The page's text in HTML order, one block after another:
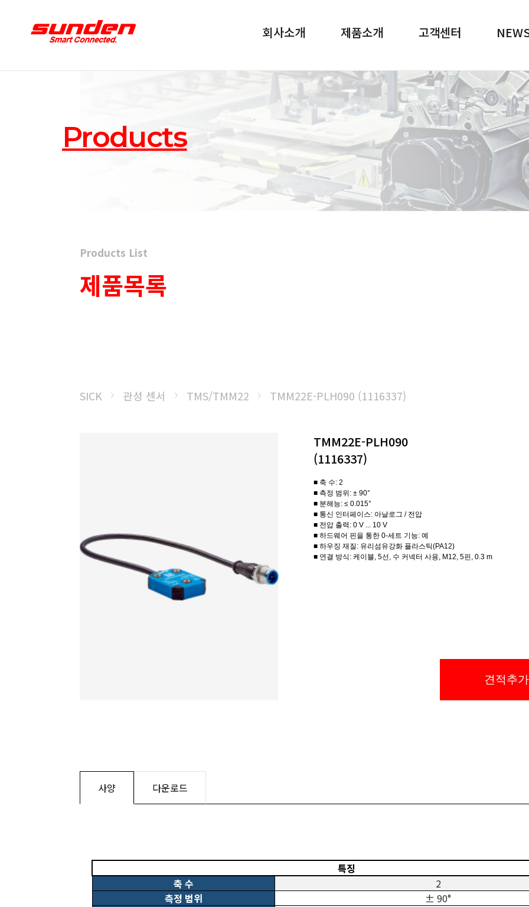
회사소개 제품소개 고객센터
Products
Products List
제품목록
SICK 관성 센서 TMS/TMM22 TMM22E-PLH090 (1116337)
TMM22E-PLH090
(1116337)
■ 축 수: 2
■ 측정 범위: ± 90°
■ 분해능: ≤ 0.015°
■ 통신 인터페이스: 아날로그 / 전압
■ 전압 출력: 0 V ... 10 V
■ 하드웨어 핀을 통한 0-세트 기능: 예
■ 하우징 재질: 유리섬유강화 플라스틱(PA12)
■ 연결 방식: 케이블, 5선, 수 커넥터 사용, M12, 5핀, 0.3 m
견적추가
사양 다운로드
특징
축 수
2
측정 범위
± 90°